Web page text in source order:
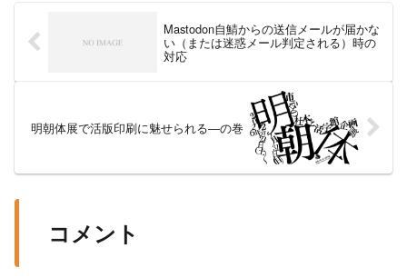
Mastodon自鯖からの送信メールが届かな
い（または迷惑メール判定される）時の
対応
明朝体展で活版印刷に魅せられる―の巻
コメント